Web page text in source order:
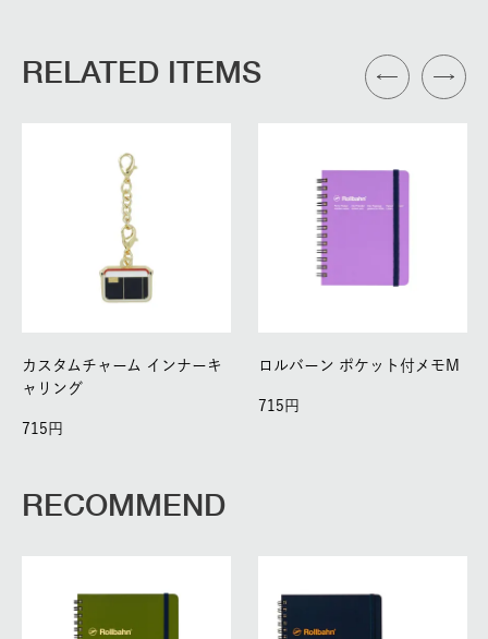
RELATED ITEMS
カスタムチャーム インナーキ
ャリング
715
ロルバーン ポケット付メモM
715
RECOMMEND